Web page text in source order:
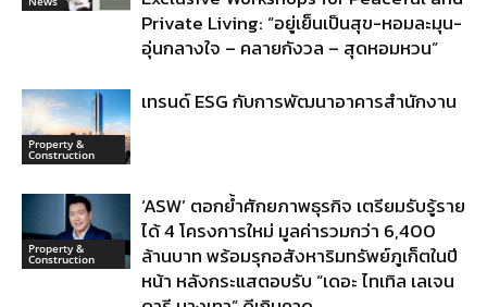
Private Living: “อยู่เย็นเป็นสุข-หอมละมุน-
อุ่นกลางใจ – คลายกังวล – สุดหอมหวน”
Property &
Construction
เทรนด์ ESG กับการพัฒนาอาคารสำนักงาน
Property &
Construction
‘ASW’ ตอกย้ำศักยภาพธุรกิจ เตรียมรับรู้ราย
ได้ 4 โครงการใหม่ มูลค่ารวมกว่า 6,400
ล้านบาท พร้อมรุกอสังหาริมทรัพย์ภูเก็ตในปี
หน้า หลังกระแสตอบรับ “เดอะ ไทเทิล เลเจน